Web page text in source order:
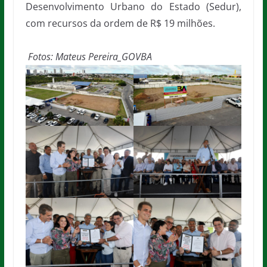
Desenvolvimento Urbano do Estado (Sedur),
com recursos da ordem de R$ 19 milhões.
Fotos: Mateus Pereira_GOVBA